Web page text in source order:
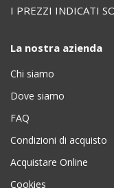
I PREZZI INDICATI
La nostra azienda
Chi siamo
Dove siamo
FAQ
Condizioni di acquisto
Acquistare Online
Cookies